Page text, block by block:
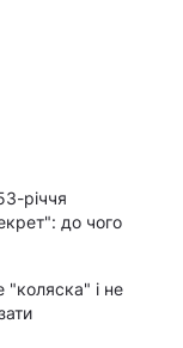
річчя
до чого
"коляска" і не